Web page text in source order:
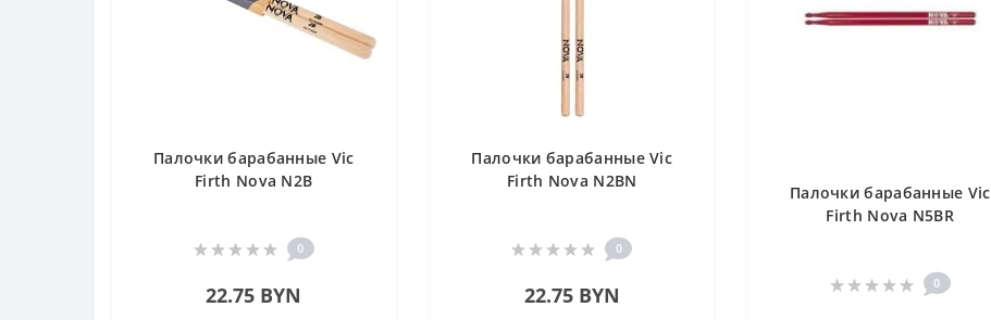
Палочки барабанные Vic
Firth Nova N2B
0
22.75 BYN
Палочки барабанные Vic
Firth Nova N2BN
0
22.75 BYN
Палочки барабанные Vic
Firth Nova N5BR
0